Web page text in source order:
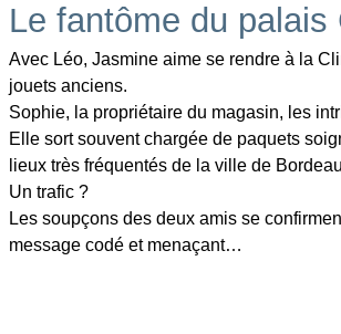
Le fantôme du palais
Avec Léo, Jasmine aime se rendre à la
jouets anciens.
Sophie, la propriétaire du magasin, les
Elle sort souvent chargée de paquets
lieux très fréquentés de la ville de
Un trafic ?
Les soupçons des deux amis se
message codé et menaçant…